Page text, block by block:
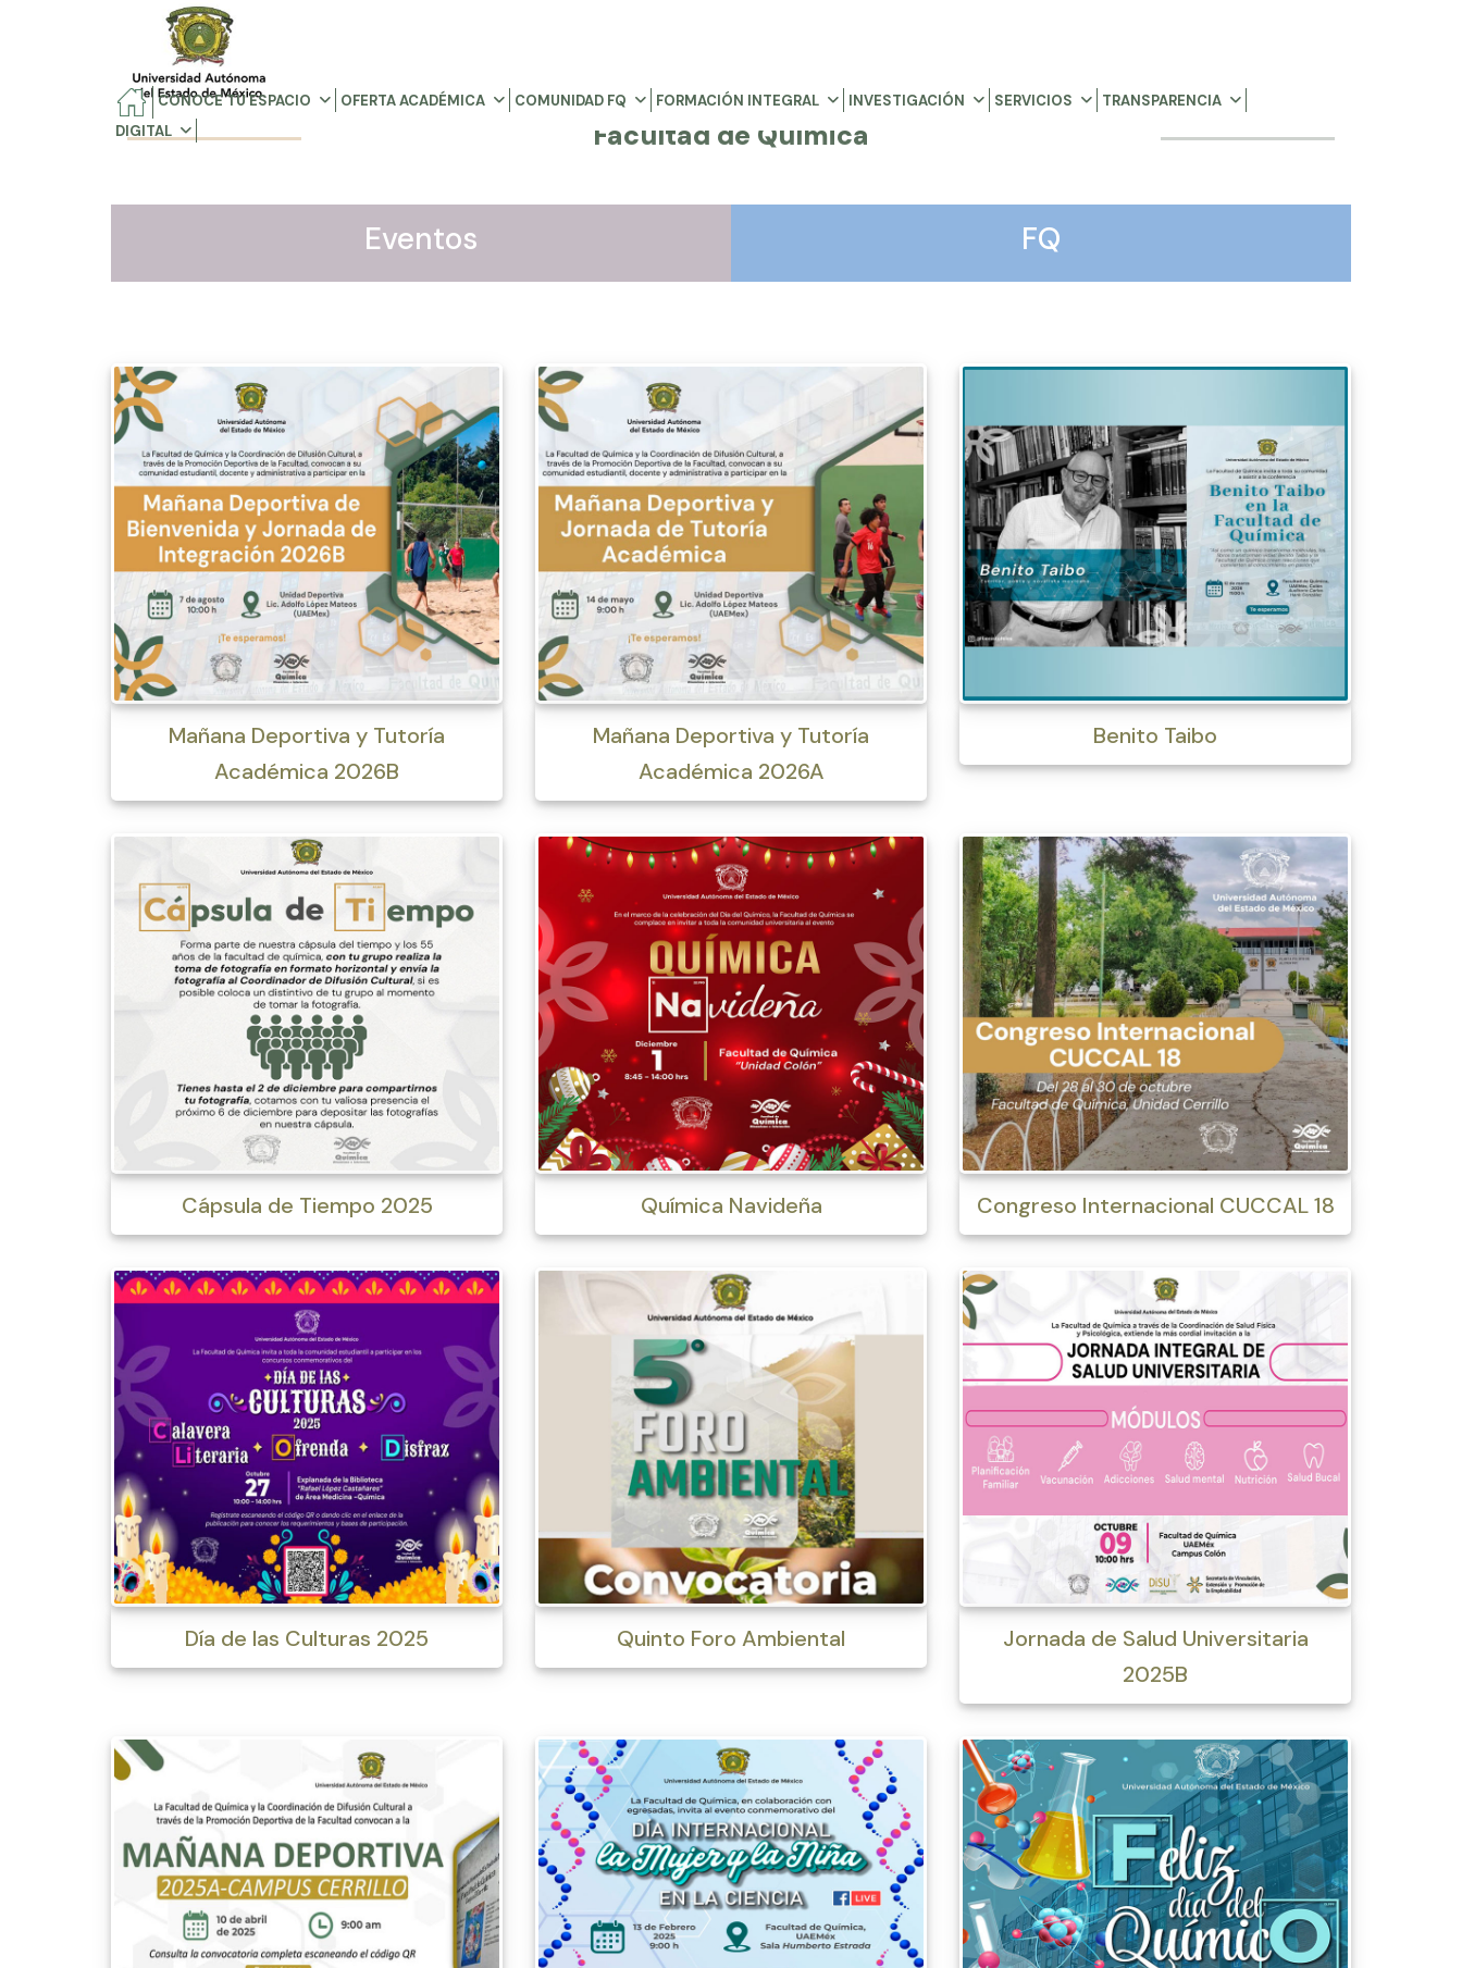
CONOCE TU ESPACIO OFERTA ACADÉMICA COMUNIDAD FQ FORMACIÓN INTEGRAL INVESTIGACIÓN SERVICIOS
TRANSPARENCIA
DIGITAL
Facultad de Química
Eventos FQ
Mañana Deportiva y Tutoría
Académica 2026B
Mañana Deportiva y Tutoría
Académica 2026A
Benito Taibo
Cápsula de Tiempo 2025 Química Navideña Congreso Internacional CUCCAL 18
Día de las Culturas 2025 Quinto Foro Ambiental
Jornada de Salud Universitaria
2025B